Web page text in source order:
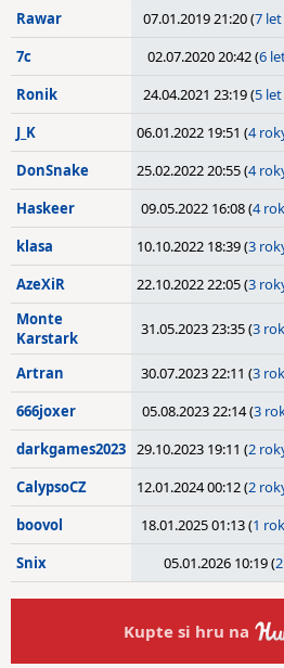
Rawar 07.01.2019 21:20 (7
7c 02.07.2020 20:42 (6
Ronik 24.04.2021 23:19 (5
J_K 06.01.2022 19:51 (4
DonSnake 25.02.2022 20:55 (4
Haskeer 09.05.2022 16:08 (4
klasa 10.10.2022 18:39 (3
AzeXiR 22.10.2022 22:05 (3
Monte
Karstark
31.05.2023 23:35 (3
Artran 30.07.2023 22:11 (3
666joxer 05.08.2023 22:14 (3
darkgames2023 29.10.2023 19:11 (2
CalypsoCZ 12.01.2024 00:12 (2
boovol 18.01.2025 01:13 (1
Snix 05.01.2026 10:19 (
Kupte si hru na